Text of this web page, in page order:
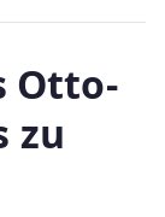
Otto-
zu